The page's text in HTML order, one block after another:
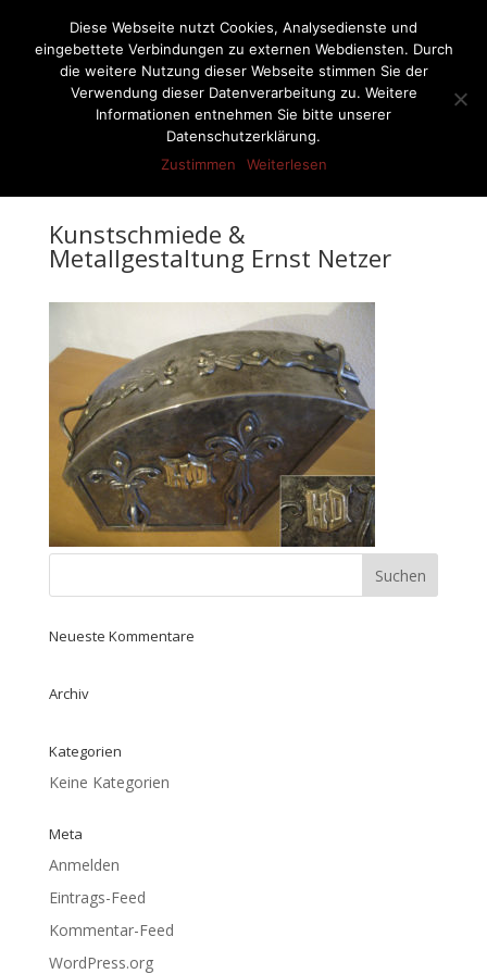
Seite wählen
Kunstschmiede &
Metallgestaltung Ernst Netzer
Neueste Kommentare
Archiv
Kategorien
Keine Kategorien
Meta
Anmelden
Eintrags-Feed
Kommentar-Feed
WordPress.org
Diese Webseite nutzt Cookies, Analysedienste und
eingebettete Verbindungen zu externen Webdiensten. Durch
die weitere Nutzung dieser Webseite stimmen Sie der
Verwendung dieser Datenverarbeitung zu. Weitere
Informationen entnehmen Sie bitte unserer
Datenschutzerklärung.
Zustimmen
Weiterlesen